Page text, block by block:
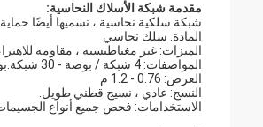
مقدمة شبكة الأسلاك النحاسية:
شبكة سلكية نحاسية ، نسميها أيضًا
المادة: سلك نحاسي
الميزات: غير مغناطيسية ، مقاومة
المواصفات: 4 شبكة / بوصة - 30 شبكة.بوصة
العرض: 0.76 - 1.2 م
النسج: عادي ، نسيج قطني طويل.
الاستخدامات: فحص جميع أنواع